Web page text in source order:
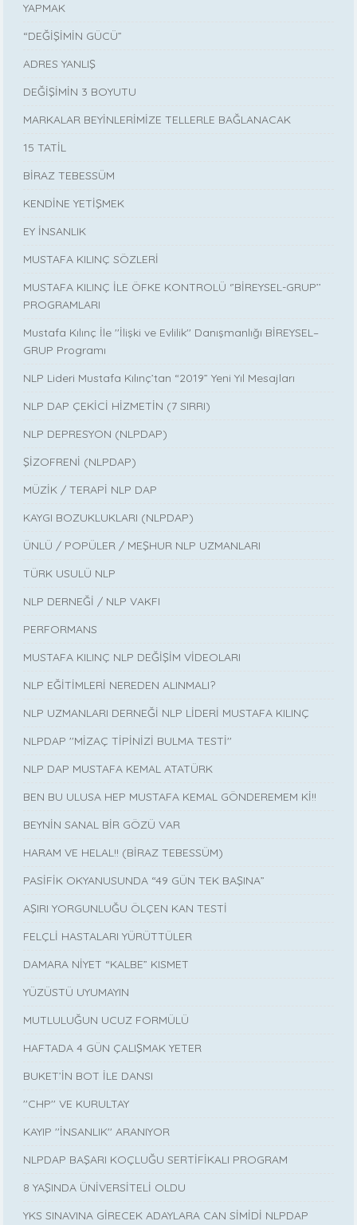
YAPMAK
“DEĞİŞİMİN GÜCÜ”
ADRES YANLIŞ
DEĞİŞİMİN 3 BOYUTU
MARKALAR BEYİNLERİMİZE TELLERLE BAĞLANACAK
15 TATİL
BİRAZ TEBESSÜM
KENDİNE YETİŞMEK
EY İNSANLIK
MUSTAFA KILINÇ SÖZLERİ
MUSTAFA KILINÇ İLE ÖFKE KONTROLÜ ‘’BİREYSEL-GRUP’’
PROGRAMLARI
Mustafa Kılınç İle ''İlişki ve Evlilik'' Danışmanlığı BİREYSEL–
GRUP Programı
NLP Lideri Mustafa Kılınç’tan “2019” Yeni Yıl Mesajları
NLP DAP ÇEKİCİ HİZMETİN (7 SIRRI)
NLP DEPRESYON (NLPDAP)
ŞİZOFRENİ (NLPDAP)
MÜZİK / TERAPİ NLP DAP
KAYGI BOZUKLUKLARI (NLPDAP)
ÜNLÜ / POPÜLER / MEŞHUR NLP UZMANLARI
TÜRK USULÜ NLP
NLP DERNEĞİ / NLP VAKFI
PERFORMANS
MUSTAFA KILINÇ NLP DEĞİŞİM VİDEOLARI
NLP EĞİTİMLERİ NEREDEN ALINMALI?
NLP UZMANLARI DERNEĞİ NLP LİDERİ MUSTAFA KILINÇ
NLPDAP ''MİZAÇ TİPİNİZİ BULMA TESTİ''
NLP DAP MUSTAFA KEMAL ATATÜRK
BEN BU ULUSA HEP MUSTAFA KEMAL GÖNDEREMEM Kİ!!
BEYNİN SANAL BİR GÖZÜ VAR
HARAM VE HELAL!! (BİRAZ TEBESSÜM)
PASİFİK OKYANUSUNDA “49 GÜN TEK BAŞINA”
AŞIRI YORGUNLUĞU ÖLÇEN KAN TESTİ
FELÇLİ HASTALARI YÜRÜTTÜLER
DAMARA NİYET “KALBE” KISMET
YÜZÜSTÜ UYUMAYIN
MUTLULUĞUN UCUZ FORMÜLÜ
HAFTADA 4 GÜN ÇALIŞMAK YETER
BUKET’İN BOT İLE DANSI
''CHP'' VE KURULTAY
KAYIP ''İNSANLIK'' ARANIYOR
NLPDAP BAŞARI KOÇLUĞU SERTİFİKALI PROGRAM
8 YAŞINDA ÜNİVERSİTELİ OLDU
YKS SINAVINA GİRECEK ADAYLARA CAN SİMİDİ NLPDAP